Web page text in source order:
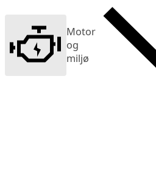
Motor
og
miljø